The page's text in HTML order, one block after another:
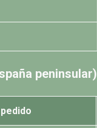
peninsular)